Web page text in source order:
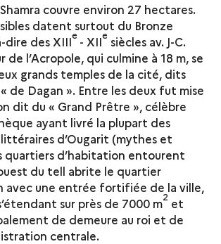
couvre environ 27 hectares.
datent surtout du Bronze
dire des XIIIe - XIIe siècles av. J-C.
de l’Acropole, qui culmine à 18 m, se
grands temples de la cité, dits
de Dagan ». Entre les deux fut mise
dit du « Grand Prêtre », célèbre
ayant livré la plupart des
d’Ougarit (mythes et
quartiers d’habitation entourent
du tell abrite le quartier
avec une entrée fortifiée de la ville,
sur près de 7000 m2 et
de demeure au roi et de
centrale.